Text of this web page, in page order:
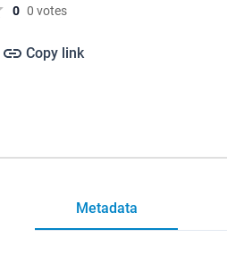
0 0 votes
Copy link
Metadata